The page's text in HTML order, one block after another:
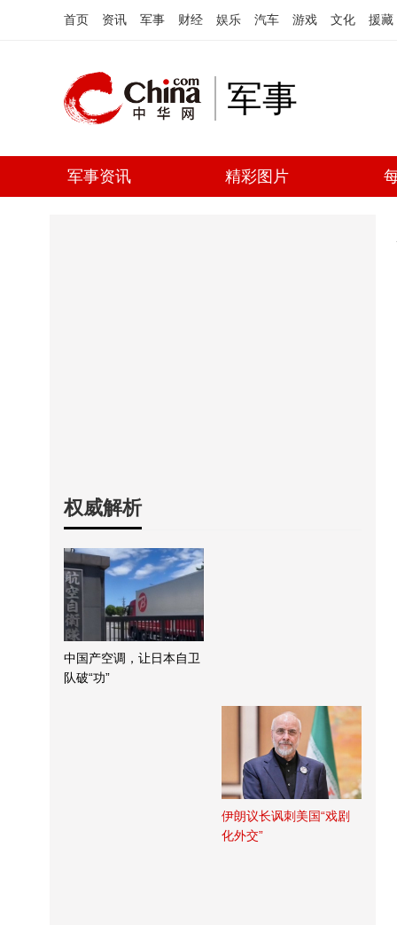
首页 资讯 军事 财经 娱乐 汽车 游戏 文化 援藏
军事
军事资讯 精彩图片
权威解析
中国产空调，让日本自卫
队破“功”
伊朗议长讽刺美国“戏剧
化外交”